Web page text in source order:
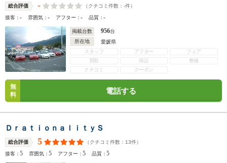
総合評価 - （クチコミ件数： -件）
接客：- 雰囲気：- アフター：- 品質：-
掲載台数 956台
所在地
愛媛県
スタッフ
アフター
フェア
買取
保証
整備
クチコミ
クーポン
無
料
電話する
ＤｒａｔｉｏｎａｌｉｔｙＳ
総合評価 5 （クチコミ件数： 13件）
接客：5 雰囲気：5 アフター：5 品質：5